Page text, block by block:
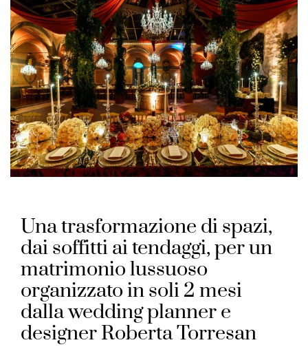
Una trasformazione di spazi,
dai soffitti ai tendaggi, per un
matrimonio lussuoso
organizzato in soli 2 mesi
dalla wedding planner e
designer Roberta Torresan